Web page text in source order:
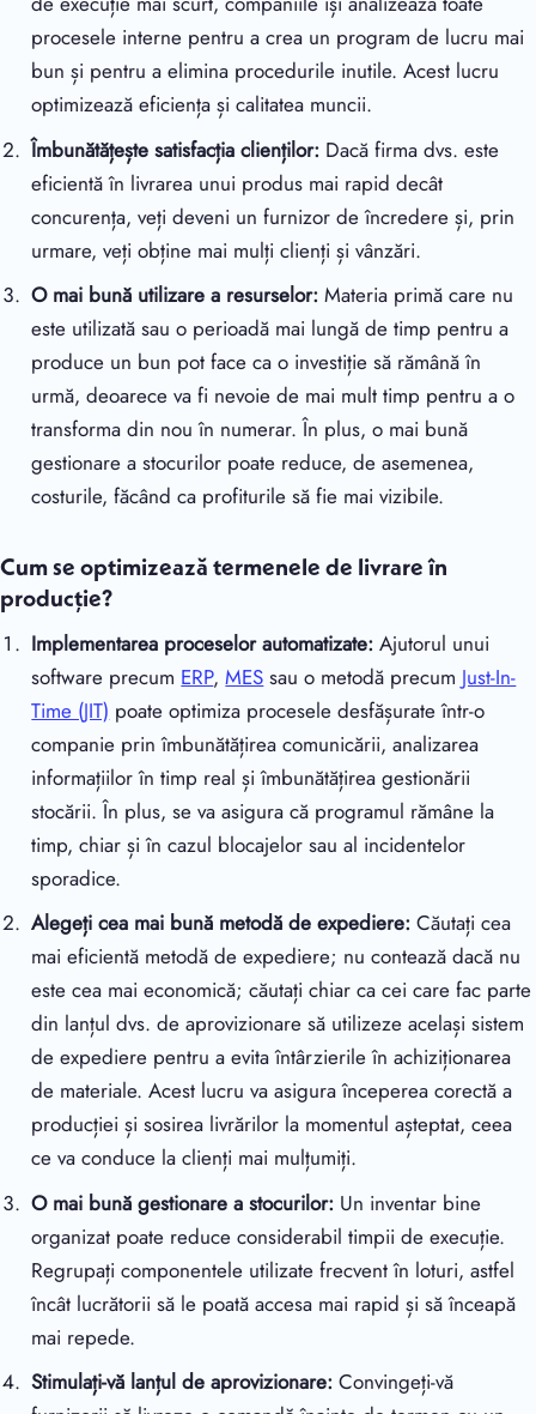
procesele interne pentru a crea un program de lucru mai
bun și pentru a elimina procedurile inutile. Acest lucru
optimizează eficiența și calitatea muncii.
Îmbunătățește satisfacția clienților: Dacă firma dvs. este
eficientă în livrarea unui produs mai rapid decât
concurența, veți deveni un furnizor de încredere și, prin
urmare, veți obține mai mulți clienți și vânzări.
O mai bună utilizare a resurselor: Materia primă care nu
este utilizată sau o perioadă mai lungă de timp pentru a
produce un bun pot face ca o investiție să rămână în
urmă, deoarece va fi nevoie de mai mult timp pentru a o
transforma din nou în numerar. În plus, o mai bună
gestionare a stocurilor poate reduce, de asemenea,
costurile, făcând ca profiturile să fie mai vizibile.
Cum se optimizează termenele de livrare în
producție?
Implementarea proceselor automatizate: Ajutorul unui
software precum ERP,MES sau o metodă precum Just-In-
Time (JIT) poate optimiza procesele desfășurate într-o
companie prin îmbunătățirea comunicării, analizarea
informațiilor în timp real și îmbunătățirea gestionării
stocării. În plus, se va asigura că programul rămâne la
timp, chiar și în cazul blocajelor sau al incidentelor
sporadice.
Alegeți cea mai bună metodă de expediere:Căutați cea
mai eficientă metodă de expediere; nu contează dacă nu
este cea mai economică; căutați chiar ca cei care fac parte
din lanțul dvs. de aprovizionare să utilizeze același sistem
de expediere pentru a evita întârzierile în achiziționarea
de materiale. Acest lucru va asigura începerea corectă a
producției și sosirea livrărilor la momentul așteptat, ceea
ce va conduce la clienți mai mulțumiți.
O mai bună gestionare a stocurilor: Un inventar bine
organizat poate reduce considerabil timpii de execuție.
Regrupați componentele utilizate frecvent în loturi, astfel
încât lucrătorii să le poată accesa mai rapid și să înceapă
mai repede.
Stimulați-vă lanțul de aprovizionare: Convingeți-vă